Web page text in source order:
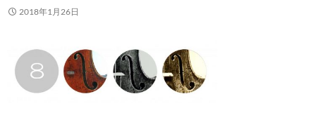
2018年1月26日